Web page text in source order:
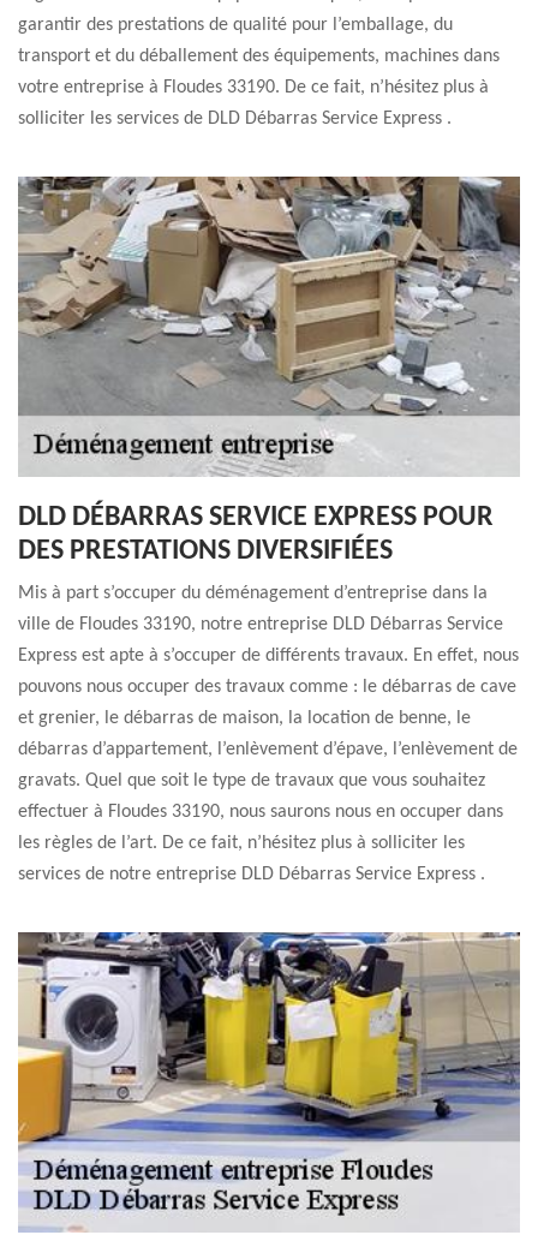
garantir des prestations de qualité pour l’emballage, du
transport et du déballement des équipements, machines dans
votre entreprise à Floudes 33190. De ce fait, n’hésitez plus à
solliciter les services de DLD Débarras Service Express .
DLD DÉBARRAS SERVICE EXPRESS POUR
DES PRESTATIONS DIVERSIFIÉES
Mis à part s’occuper du déménagement d’entreprise dans la
ville de Floudes 33190, notre entreprise DLD Débarras Service
Express est apte à s’occuper de différents travaux. En effet, nous
pouvons nous occuper des travaux comme : le débarras de cave
et grenier, le débarras de maison, la location de benne, le
débarras d’appartement, l’enlèvement d’épave, l’enlèvement de
gravats. Quel que soit le type de travaux que vous souhaitez
effectuer à Floudes 33190, nous saurons nous en occuper dans
les règles de l’art. De ce fait, n’hésitez plus à solliciter les
services de notre entreprise DLD Débarras Service Express .